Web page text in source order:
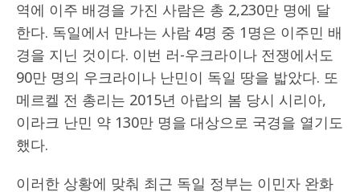
역에 이주 배경을 가진 사람은 총 2,230만 명에 달
한다. 독일에서 만나는 사람 4명 중 1명은 이주민 배
경을 지닌 것이다. 이번 러-우크라이나 전쟁에서도
90만 명의 우크라이나 난민이 독일 땅을 밟았다. 또
메르켈 전 총리는 2015년 아랍의 봄 당시 시리아,
이라크 난민 약 130만 명을 대상으로 국경을 열기도
했다.
이러한 상황에 맞춰 최근 독일 정부는 이민자 완화